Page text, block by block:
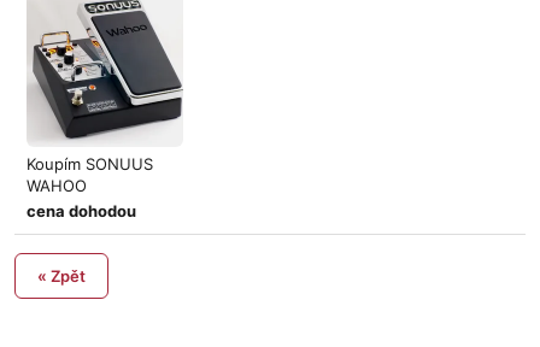
Koupím SONUUS
WAHOO
cena dohodou
« Zpět